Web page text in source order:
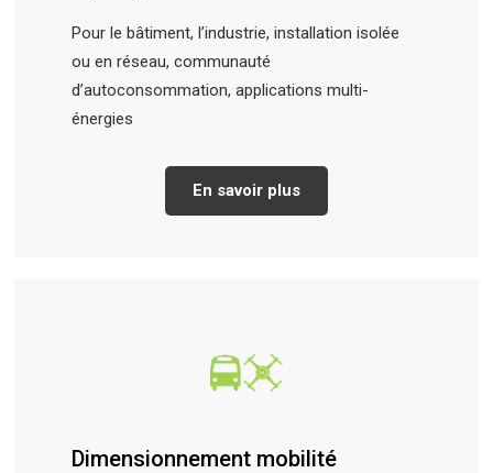
Pour le bâtiment, l’industrie, installation isolée
ou en réseau, communauté
d’autoconsommation, applications multi-
énergies
En savoir plus
Dimensionnement mobilité